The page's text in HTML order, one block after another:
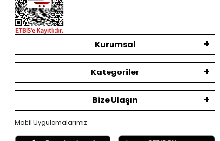
Kurumsal
Kategoriler
Bize Ulaşın
Mobil Uygulamalarımız